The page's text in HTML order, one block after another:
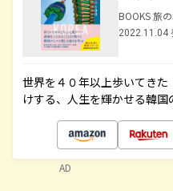
BOOKS 旅
2022.11.04
世界を４０年以上歩いてき
けする、人生を輝かせる韓
AD